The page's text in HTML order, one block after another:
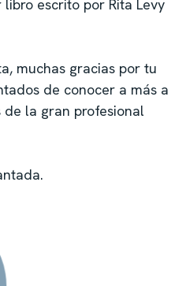
escrito por Rita Levy
muchas gracias por tu
de conocer a más a
la gran profesional